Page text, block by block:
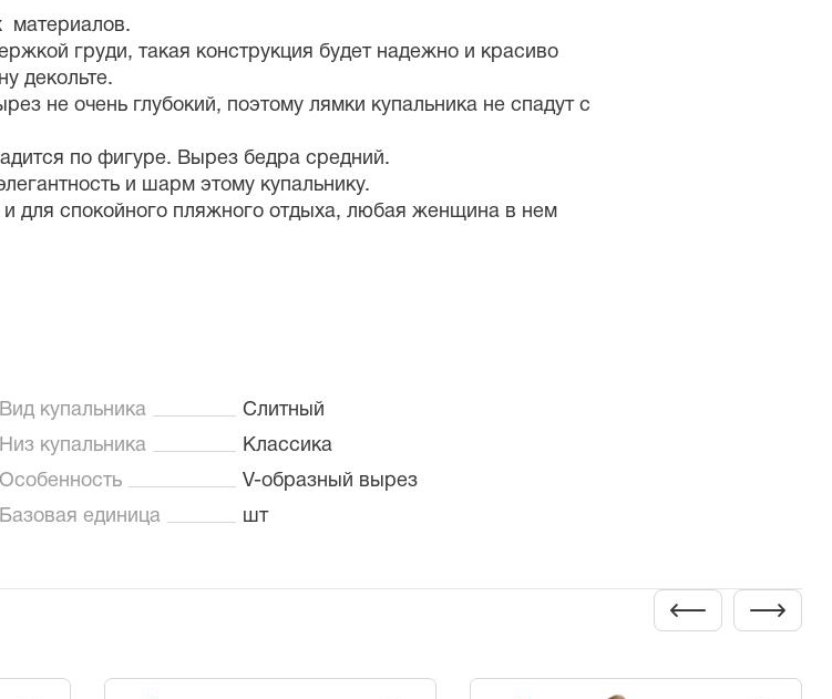
материалов.
груди, такая конструкция будет надежно и красиво
декольте.
не очень глубокий, поэтому лямки купальника не спадут с
по фигуре. Вырез бедра средний.
и шарм этому купальнику.
и для спокойного пляжного отдыха, любая женщина в нем
Вид купальника
Слитный
Низ купальника
Классика
Особенность
V-образный вырез
Базовая единица
шт